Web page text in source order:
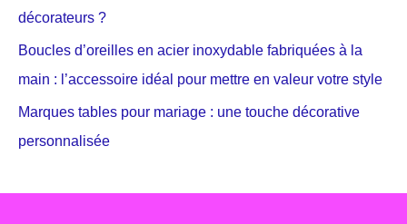
décorateurs ?
Boucles d’oreilles en acier inoxydable fabriquées à la
main : l’accessoire idéal pour mettre en valeur votre style
Marques tables pour mariage : une touche décorative
personnalisée